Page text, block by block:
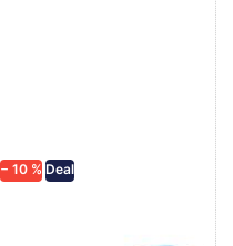
− 10 % Deal